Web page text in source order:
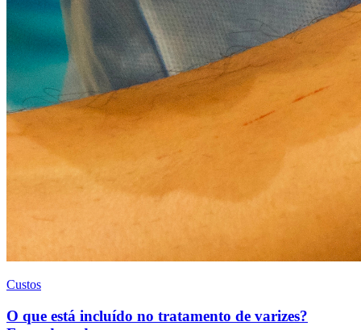
Custos
O que está incluído no tratamento de varizes?